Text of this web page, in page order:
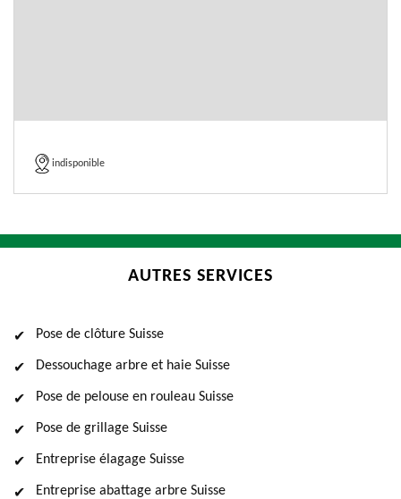
indisponible
AUTRES SERVICES
Pose de clôture Suisse
Dessouchage arbre et haie Suisse
Pose de pelouse en rouleau Suisse
Pose de grillage Suisse
Entreprise élagage Suisse
Entreprise abattage arbre Suisse